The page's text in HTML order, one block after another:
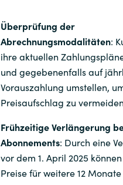
Sweden
Switzerland
Ukraine
United Kingdom
United States
Überprüfung der
Abrechnungsmodalitäten:
ihre aktuellen
und gegebenenfalls auf
Vorauszahlung umstellen,
Preisaufschlag zu
Frühzeitige Verlängerung
Abonnements: Durch eine
vor dem 1. April 2025
Preise für weitere 12